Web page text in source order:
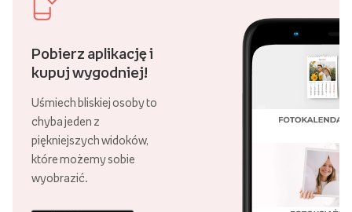
Pobierz aplikację i
kupuj wygodniej!
Uśmiech bliskiej osoby to
chyba jeden z
piękniejszych widoków,
które możemy sobie
wyobrazić.